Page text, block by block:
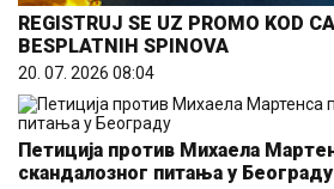
REGISTRUJ SE UZ PROMO KOD
BESPLATNIH SPINOVA
20. 07. 2026 08:04
Петиција против Михаела
скандалозног питања у Београду